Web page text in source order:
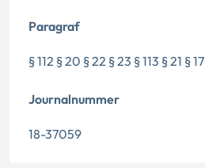
Paragraf
§ 112 § 20 § 22 § 23 § 113 § 21 § 17
Journalnummer
18-37059